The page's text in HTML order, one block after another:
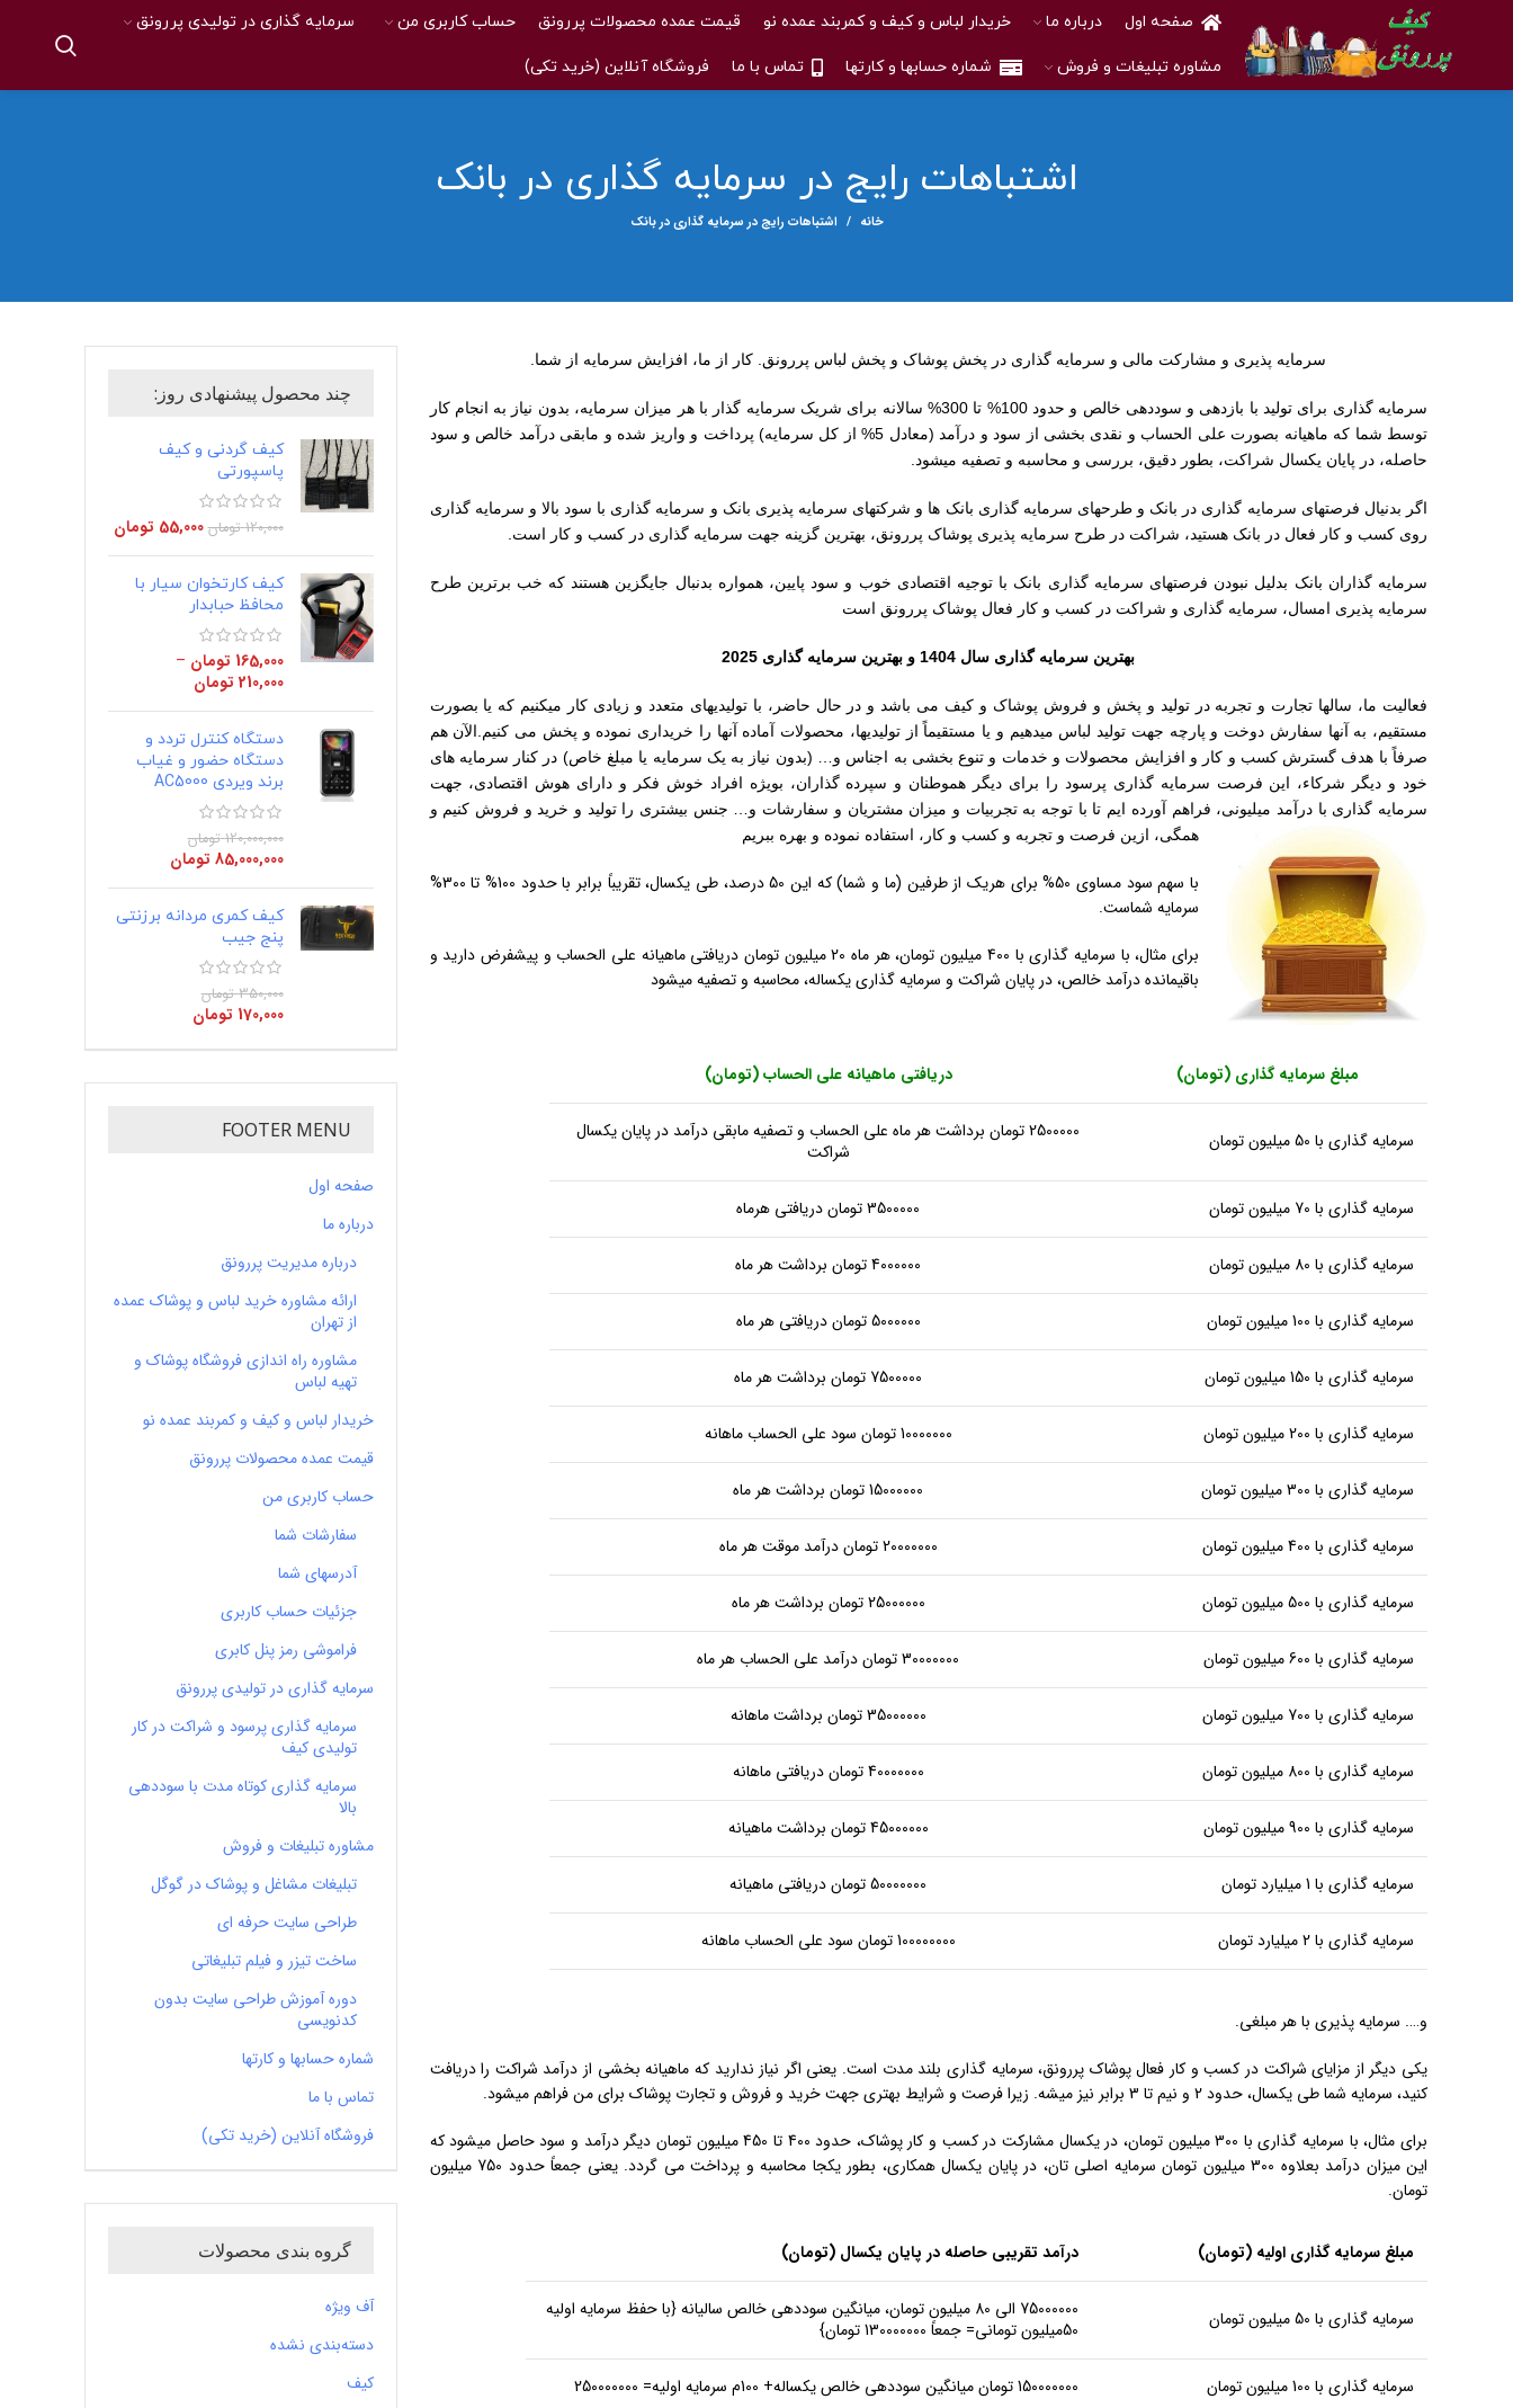
صفحه اول درباره ما خریدار لباس و کیف و کمربند عمده نو قیمت عمده محصولات پررونق حساب کاربری من سرمایه گذاری در تولیدی پررونق
مشاوره تبلیغات و فروش شماره حسابها و کارتها تماس با ما فروشگاه آنلاین (خرید تکی)
اشتباهات رایج در سرمایه گذاری در بانک
خانه اشتباهات رایج در سرمایه گذاری در بانک
سرمایه پذیری و مشارکت مالی و سرمایه گذاری در پخش پوشاک و پخش لباس پررونق. کار از ما، افزایش سرمایه از شما.
سرمایه گذاری برای تولید با بازدهی و سوددهی خالص و حدود 100% تا 300% سالانه برای شریک سرمایه گذار با هر میزان سرمایه، بدون نیاز به انجام کار
توسط شما که ماهیانه بصورت علی الحساب و نقدی بخشی از سود و درآمد (معادل 5% از کل سرمایه) پرداخت و واریز شده و مابقی درآمد خالص و سود
حاصله، در پایان یکسال شراکت، بطور دقیق، بررسی و محاسبه و تصفیه میشود.
اگر بدنیال فرصتهای سرمایه گذاری در بانک و طرحهای سرمایه گذاری بانک ها و شرکتهای سرمایه پذیری بانک و سرمایه گذاری با سود بالا و سرمایه گذاری
روی کسب و کار فعال در بانک هستید، شراکت در طرح سرمایه پذیری پوشاک پررونق، بهترین گزینه جهت سرمایه گذاری در کسب و کار است.
سرمایه گذاران بانک بدلیل نبودن فرصتهای سرمایه گذاری بانک با توجیه اقتصادی خوب و سود پایین، همواره بدنبال جایگزین هستند که خب برترین طرح
سرمایه پذیری امسال، سرمایه گذاری و شراکت در کسب و کار فعال پوشاک پررونق است
بهترین سرمایه گذاری سال 1404 و بهترین سرمایه گذاری 2025
فعالیت ما، سالها تجارت و تجربه در تولید و پخش و فروش پوشاک و کیف می باشد و در حال حاضر، با تولیدیهای متعدد و زیادی کار میکنیم که یا بصورت
مستقیم، به آنها سفارش دوخت و پارچه جهت تولید لباس میدهیم و یا مستقیماً از تولیدیها، محصولات آماده آنها را خریداری نموده و پخش می کنیم.الآن هم
صرفاً با هدف گسترش کسب و کار و افزایش محصولات و خدمات و تنوع بخشی به اجناس و… (بدون نیاز به یک سرمایه یا مبلغ خاص) در کنار سرمایه های
خود و دیگر شرکاء، این فرصت سرمایه گذاری پرسود را برای دیگر هموطنان و سپرده گذاران، بویژه افراد خوش فکر و دارای هوش اقتصادی، جهت
سرمایه گذاری با درآمد میلیونی، فراهم آورده ایم تا با توجه به تجربیات و میزان مشتریان و سفارشات و… جنس بیشتری را تولید و خرید و فروش کنیم و
همگی، ازین فرصت و تجربه و کسب و کار، استفاده نموده و بهره ببریم
با سهم سود مساوی 50% برای هریک از طرفین (ما و شما) که این 50 درصد، طی یکسال، تقریباً برابر با حدود 100% تا 300%
سرمایه شماست.
برای مثال، با سرمایه گذاری با 400 میلیون تومان، هر ماه 20 میلیون تومان دریافتی ماهیانه علی الحساب و پیشفرض دارید و
باقیمانده درآمد خالص، در پایان شراکت و سرمایه گذاری یکساله، محاسبه و تصفیه میشود
مبلغ سرمایه گذاری (تومان) دریافتی ماهیانه علی الحساب (تومان)
سرمایه گذاری با 50 میلیون تومان
2500000 تومان برداشت هر ماه علی الحساب و تصفیه مابقی درآمد در پایان یکسال
شراکت
سرمایه گذاری با 70 میلیون تومان 3500000 تومان دریافتی هرماه
سرمایه گذاری با 80 میلیون تومان 4000000 تومان برداشت هر ماه
سرمایه گذاری با 100 میلیون تومان 5000000 تومان دریافتی هر ماه
سرمایه گذاری با 150 میلیون تومان 7500000 تومان برداشت هر ماه
سرمایه گذاری با 200 میلیون تومان 10000000 تومان سود علی الحساب ماهانه
سرمایه گذاری با 300 میلیون تومان 15000000 تومان برداشت هر ماه
سرمایه گذاری با 400 میلیون تومان 20000000 تومان درآمد موقت هر ماه
سرمایه گذاری با 500 میلیون تومان 25000000 تومان برداشت هر ماه
سرمایه گذاری با 600 میلیون تومان 30000000 تومان درآمد علی الحساب هر ماه
سرمایه گذاری با 700 میلیون تومان 35000000 تومان برداشت ماهانه
سرمایه گذاری با 800 میلیون تومان 40000000 تومان دریافتی ماهانه
سرمایه گذاری با 900 میلیون تومان 45000000 تومان برداشت ماهیانه
سرمایه گذاری با 1 میلیارد تومان 50000000 تومان دریافتی ماهیانه
سرمایه گذاری با 2 میلیارد تومان 100000000 تومان سود علی الحساب ماهانه
و…. سرمایه پذیری با هر مبلغی.
یکی دیگر از مزایای شراکت در کسب و کار فعال پوشاک پررونق، سرمایه گذاری بلند مدت است. یعنی اگر نیاز ندارید که ماهیانه بخشی از درآمد شراکت را دریافت
کنید، سرمایه شما طی یکسال، حدود 2 و نیم تا 3 برابر نیز میشه. زیرا فرصت و شرایط بهتری جهت خرید و فروش و تجارت پوشاک برای من فراهم میشود.
برای مثال، با سرمایه گذاری با 300 میلیون تومان، در یکسال مشارکت در کسب و کار پوشاک، حدود 400 تا 450 میلیون تومان دیگر درآمد و سود حاصل میشود که
این میزان درآمد بعلاوه 300 میلیون تومان سرمایه اصلی تان، در پایان یکسال همکاری، بطور یکجا محاسبه و پرداخت می گردد. یعنی جمعاً حدود 750 میلیون
تومان.
مبلغ سرمایه گذاری اولیه (تومان) درآمد تقریبی حاصله در پایان یکسال (تومان)
سرمایه گذاری با 50 میلیون تومان
75000000 الی 80 میلیون تومان، میانگین سوددهی خالص سالیانه {با حفظ سرمایه اولیه
50میلیون تومانی= جمعاً 130000000 تومان}
سرمایه گذاری با 100 میلیون تومان 150000000 تومان میانگین سوددهی خالص یکساله+ 100م سرمایه اولیه= 250000000
چند محصول پیشنهادی روز:
کیف گردنی و کیف
پاسپورتی
120,000 تومان 55,000 تومان
کیف کارتخوان سیار با
محافظ حبابدار
165,000 تومان –
210,000 تومان
دستگاه کنترل تردد و
دستگاه حضور و غیاب
برند ویردی AC5000
120,000,000 تومان
85,000,000 تومان
کیف کمری مردانه برزنتی
پنج جیب
350,000 تومان
170,000 تومان
FOOTER MENU
صفحه اول
درباره ما
درباره مدیریت پررونق
ارائه مشاوره خرید لباس و پوشاک عمده
از تهران
مشاوره راه اندازی فروشگاه پوشاک و
تهیه لباس
خریدار لباس و کیف و کمربند عمده نو
قیمت عمده محصولات پررونق
حساب کاربری من
سفارشات شما
آدرسهای شما
جزئیات حساب کاربری
فراموشی رمز پنل کابری
سرمایه گذاری در تولیدی پررونق
سرمایه گذاری پرسود و شراکت در کار
تولیدی کیف
سرمایه گذاری کوتاه مدت با سوددهی
بالا
مشاوره تبلیغات و فروش
تبلیغات مشاغل و پوشاک در گوگل
طراحی سایت حرفه ای
ساخت تیزر و فیلم تبلیغاتی
دوره آموزش طراحی سایت بدون
کدنویسی
شماره حسابها و کارتها
تماس با ما
فروشگاه آنلاین (خرید تکی)
گروه بندی محصولات
آف ویژه
دسته‌بندی نشده
کیف